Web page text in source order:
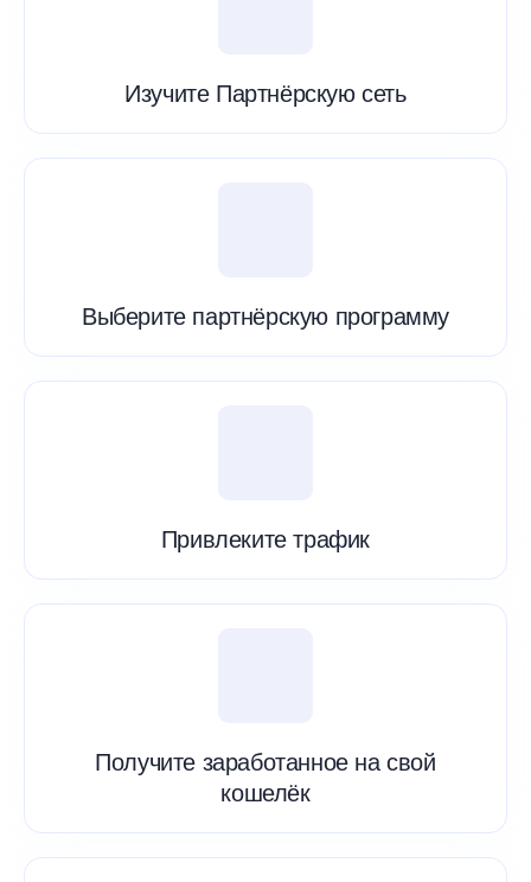
Изучите Партнёрскую сеть
Выберите партнёрскую программу
Привлеките трафик
Получите заработанное на свой
кошелёк